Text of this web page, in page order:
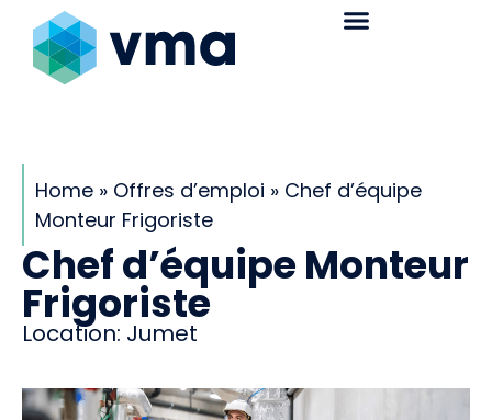
Home » Offres d’emploi » Chef d’équipe
Monteur Frigoriste
Chef d’équipe Monteur
Frigoriste
Location: Jumet